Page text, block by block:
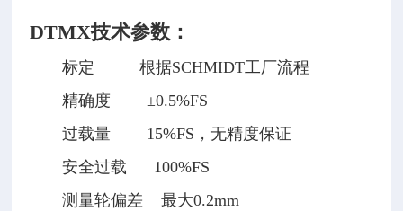
DTMX技术参数：
标定 根据SCHMIDT工厂流程
精确度 ±0.5%FS
过载量 15%FS，无精度保证
安全过载 100%FS
测量轮偏差 最大0.2mm